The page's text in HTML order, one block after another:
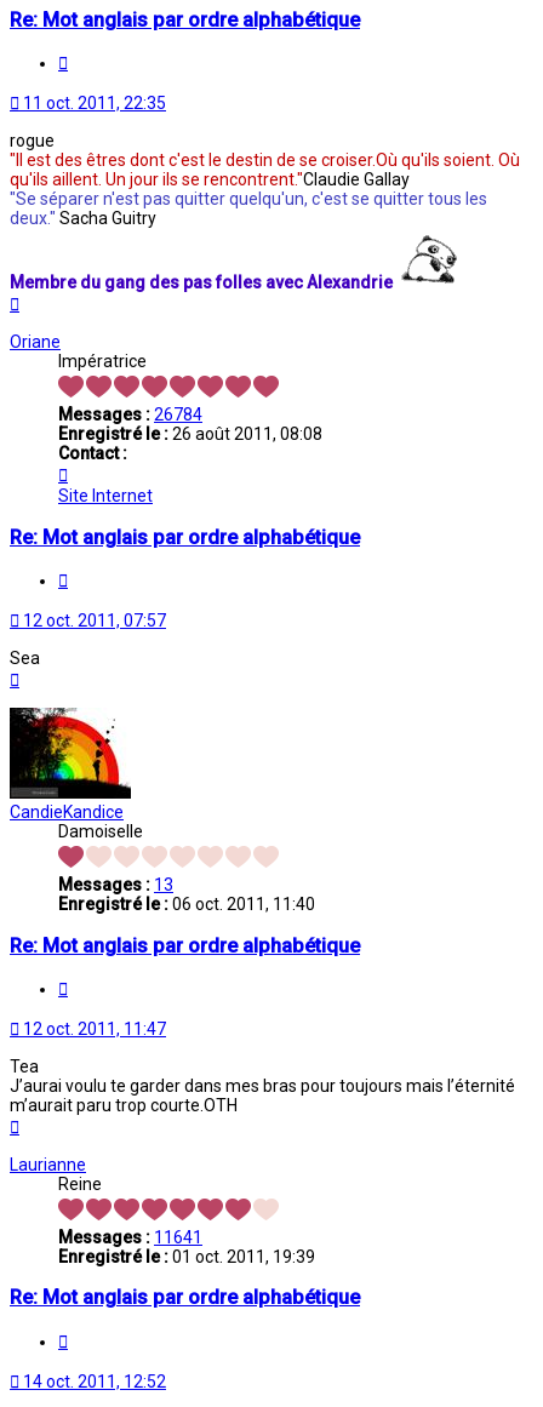
Re: Mot anglais par ordre alphabétique
11 oct. 2011, 22:35
rogue
"Il est des êtres dont c'est le destin de se croiser.Où qu'ils soient. Où
qu'ils aillent. Un jour ils se rencontrent."Claudie Gallay
"Se séparer n'est pas quitter quelqu'un, c'est se quitter tous les
deux." Sacha Guitry
Membre du gang des pas folles avec Alexandrie
Oriane
Impératrice
Messages :26784
Enregistré le :26 août 2011, 08:08
Contact :
Oriane
Site Internet
Re: Mot anglais par ordre alphabétique
12 oct. 2011, 07:57
Sea
CandieKandice
Damoiselle
Messages : 13
Enregistré le :06 oct. 2011, 11:40
Re: Mot anglais par ordre alphabétique
12 oct. 2011, 11:47
Tea
J’aurai voulu te garder dans mes bras pour toujours mais l’éternité
m’aurait paru trop courte.OTH
Laurianne
Reine
Messages : 11641
Enregistré le :01 oct. 2011, 19:39
Re: Mot anglais par ordre alphabétique
14 oct. 2011, 12:52